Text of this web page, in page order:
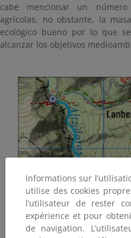
cabe mencionar un
agrícolas, no obstante, la
ecológico bueno por lo que
alcanzar los objetivos
Informations sur
utilise des cookies
l’utilisateur de rester
expérience et pour
de navigation.